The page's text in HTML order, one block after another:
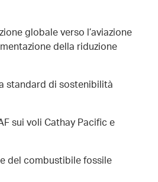
globale verso l’aviazione
della riduzione
standard di sostenibilità
sui voli Cathay Pacific e
del combustibile fossile